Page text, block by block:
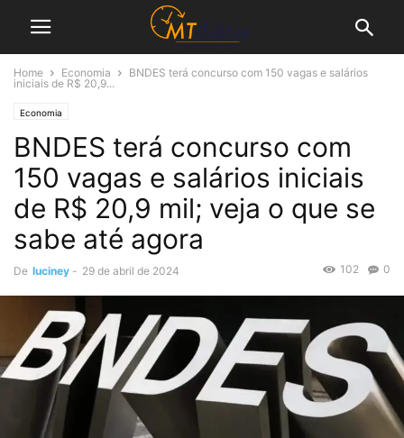
Home Economia
BNDES terá concurso com 150 vagas e salários
iniciais de R$ 20,9...
Economia
BNDES terá concurso com
150 vagas e salários iniciais
de R$ 20,9 mil; veja o que se
sabe até agora
De luciney - 29 de abril de 2024 0
102